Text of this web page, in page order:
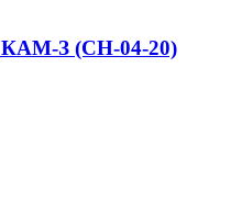
З (СН-04-20)